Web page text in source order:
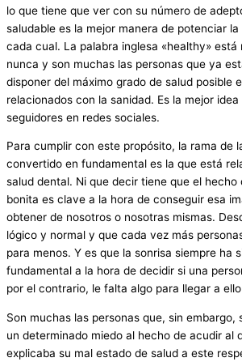
lo que tiene que ver con su número de
saludable es la mejor manera de potenciar
cada cual. La palabra inglesa «healthy» está
nunca y son muchas las personas que ya
disponer del máximo grado de salud posible
relacionados con la sanidad. Es la mejor
seguidores en redes sociales.
Para cumplir con este propósito, la rama de
convertido en fundamental es la que está
salud dental. Ni que decir tiene que el hecho
bonita es clave a la hora de conseguir esa
obtener de nosotros o nosotras mismas.
lógico y normal y que cada vez más
para menos. Y es que la sonrisa siempre ha
fundamental a la hora de decidir si una
por el contrario, le falta algo para llegar a
Son muchas las personas que, sin embargo,
un determinado miedo al hecho de acudir al
explicaba su mal estado de salud a este